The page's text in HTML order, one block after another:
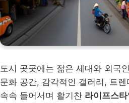
도시 곳곳에는 젊은 세대와 외국
문화 공간, 감각적인 갤러리, 트
속속 들어서며 활기찬 라이프스타